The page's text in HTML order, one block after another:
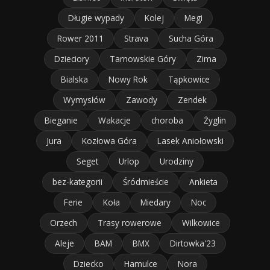
Długie wypady
Kolej
Megi
Rower 2011
Strava
Sucha Góra
Dzieciory
Tarnowskie Góry
Zima
Bialska
Nowy Rok
Tąpkowice
Wymysłów
Zawody
Zendek
Bieganie
Wakacje choroba
Żyglin
Jura
Kozłowa Góra
Lasek Aniołowski
Seget
Urlop
Urodziny
bez-kategorii
Śródmieście
Ankieta
Ferie
Koła Miedary
Noc
Orzech
Trasy rowerowe
Wilkowice
Aleje
BAM BMX
Dirtowka'23
Dziecko
Hamulce
Nora